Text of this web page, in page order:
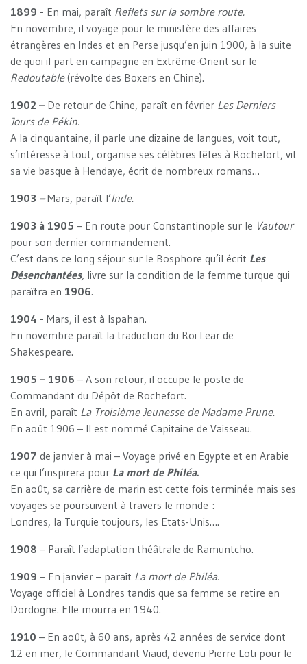
1899 - En mai, paraît Reflets sur la sombre route.
En novembre, il voyage pour le ministère des affaires
étrangères en Indes et en Perse jusqu’en juin 1900, à la suite
de quoi il part en campagne en Extrême-Orient sur le
Redoutable(révolte des Boxers en Chine).
1902 – De retour de Chine, paraît en février Les Derniers
Jours de Pékin.
A la cinquantaine, il parle une dizaine de langues, voit tout,
s’intéresse à tout, organise ses célèbres fêtes à Rochefort, vit
sa vie basque à Hendaye, écrit de nombreux romans…
1903 –Mars, paraît l’Inde.
1903 à 1905 – En route pour Constantinople sur le Vautour
pour son dernier commandement.
C’est dans ce long séjour sur le Bosphore qu’il écrit Les
Désenchantées, livre sur la condition de la femme turque qui
paraîtra en 1906.
1904 - Mars, il est à Ispahan.
En novembre paraît la traduction du Roi Lear de
Shakespeare.
1905 – 1906 – A son retour, il occupe le poste de
Commandant du Dépôt de Rochefort.
En avril, paraît La Troisième Jeunesse de Madame Prune.
En août 1906 – Il est nommé Capitaine de Vaisseau.
1907 de janvier à mai – Voyage privé en Egypte et en Arabie
ce qui l’inspirera pour La mort de Philéa.
En août, sa carrière de marin est cette fois terminée mais ses
voyages se poursuivent à travers le monde :
Londres, la Turquie toujours, les Etats-Unis….
1908 – Paraît l’adaptation théâtrale de Ramuntcho.
1909 – En janvier – paraît La mort de Philéa.
Voyage officiel à Londres tandis que sa femme se retire en
Dordogne. Elle mourra en 1940.
1910 – En août, à 60 ans, après 42 années de service dont
12 en mer, le Commandant Viaud, devenu Pierre Loti pour le